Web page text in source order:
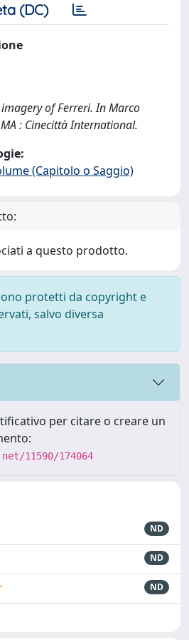
(DC)
of Ferreri. In Marco
: Cinecittà International.
(Capitolo o Saggio)
a questo prodotto.
protetti da copyright e
salvo diversa
per citare o creare un
11590/174064
ND
ND
ND